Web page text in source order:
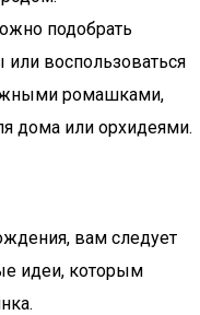
подобрать
воспользоваться
ромашками,
дома или орхидеями.
вам следует
идеи, которым